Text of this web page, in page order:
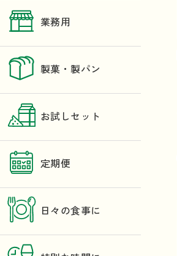
業務用
製菓・製パン
お試しセット
定期便
日々の食事に